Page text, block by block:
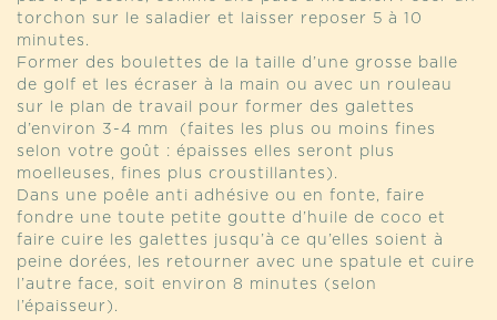
torchon sur le saladier et laisser reposer 5 à 10
minutes.
Former des boulettes de la taille d’une grosse balle
de golf et les écraser à la main ou avec un rouleau
sur le plan de travail pour former des galettes
d’environ 3-4 mm (faites les plus ou moins fines
selon votre goût : épaisses elles seront plus
moelleuses, fines plus croustillantes).
Dans une poêle anti adhésive ou en fonte, faire
fondre une toute petite goutte d’huile de coco et
faire cuire les galettes jusqu’à ce qu’elles soient à
peine dorées, les retourner avec une spatule et cuire
l’autre face, soit environ 8 minutes (selon
l’épaisseur).